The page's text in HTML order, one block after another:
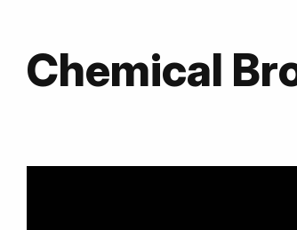
Chemical